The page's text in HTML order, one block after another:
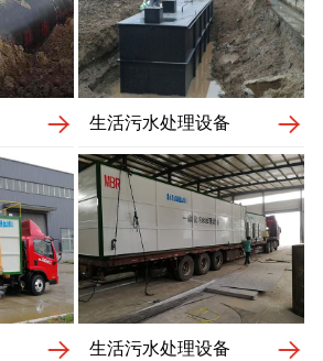
生活污水处理设备
生活污水处理设备